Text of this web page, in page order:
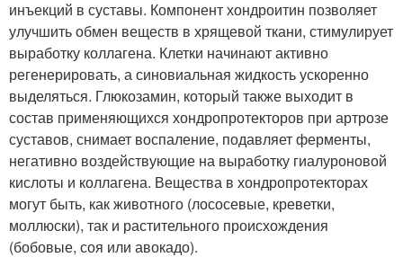
инъекций в суставы. Компонент хондроитин позволяет
улучшить обмен веществ в хрящевой ткани, стимулирует
выработку коллагена. Клетки начинают активно
регенерировать, а синовиальная жидкость ускоренно
выделяться. Глюкозамин, который также выходит в
состав применяющихся хондропротекторов при артрозе
суставов, снимает воспаление, подавляет ферменты,
негативно воздействующие на выработку гиалуроновой
кислоты и коллагена. Вещества в хондропротекторах
могут быть, как животного (лососевые, креветки,
моллюски), так и растительного происхождения
(бобовые, соя или авокадо).